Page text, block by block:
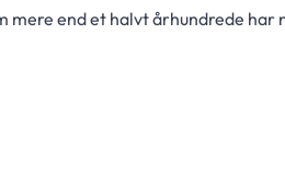
mere end et halvt århundrede har